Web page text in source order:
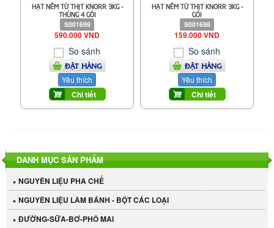
HẠT NÊM TỪ THỊT KNORR 3KG -
THÙNG 4 GÓI
S001699
590.000 VND
So sánh
ĐẶT HÀNG
Yêu thích
Chi tiết
HẠT NÊM TỪ THỊT KNORR 3KG -
GÓI
S001698
159.000 VND
So sánh
ĐẶT HÀNG
Yêu thích
Chi tiết
DANH MỤC SẢN PHẨM
NGUYÊN LIỆU PHA CHẾ
NGUYÊN LIỆU LÀM BÁNH - BỘT CÁC LOẠI
ĐƯỜNG-SỮA-BƠ-PHÔ MAI